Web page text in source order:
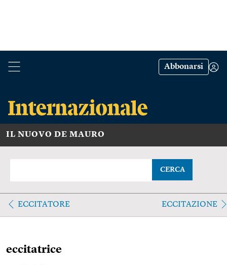
Abbonarsi
IL NUOVO DE MAURO
CERCA
ECCITATORE ECCITAZIONE
eccitatrice